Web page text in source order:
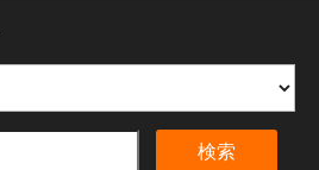
検索